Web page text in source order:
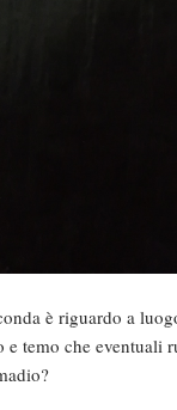
è riguardo a
e temo che